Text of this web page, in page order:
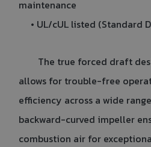
maintenance
• UL/cUL listed (Standard
The true forced draft
allows for trouble-free
efficiency across a wide
backward-curved impeller
combustion air for